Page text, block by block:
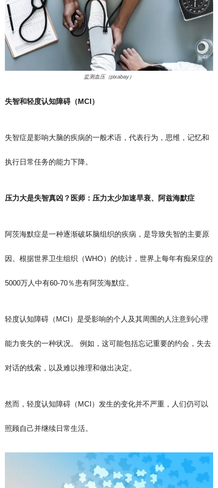
监测血压（pixabay）
失智和轻度认知障碍（MCI）
失智症是影响大脑的疾病的一般术语，代表行为，思维，记忆和
执行日常任务的能力下降。
压力大是失智真凶？医师：压力太少加速早衰、阿兹海默症
阿茨海默症是一种逐渐破坏脑组织的疾病，是导致失智的主要原
因。根据世界卫生组织（WHO）的统计，世界上每年有痴呆症的
5000万人中有60-70％患有阿茨海默症。
轻度认知障碍（MCI）是受影响的个人及其周围的人注意到心理
能力丧失的一种状况。 例如，这可能包括忘记重要的约会，失去
对话的线索，以及难以推理和做出决定。
然而，轻度认知障碍（MCI）发生的变化并不严重，人们仍可以
照顾自己并继续日常生活。